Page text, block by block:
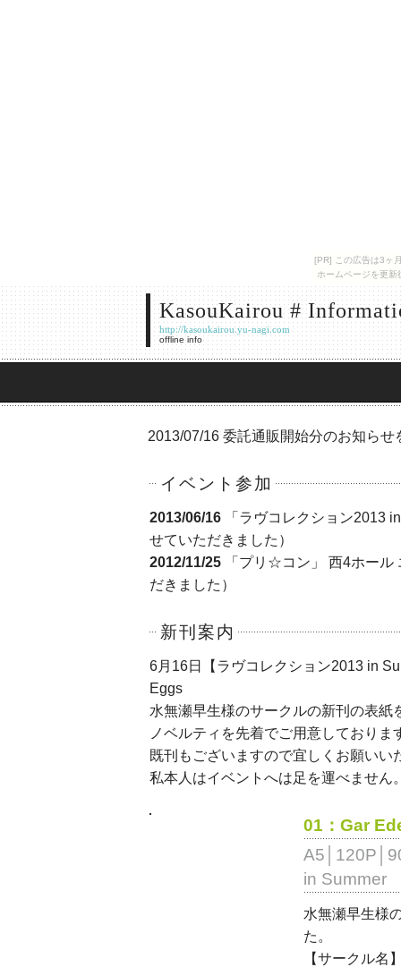
[PR] この広告は3ヶ
ホームページを更
KasouKairou #
http://kasoukairou.yu-nagi.com
offline info
2013/07/16 委託通販開始分のお知ら
イベント参加
2013/06/16 「ラヴコレクション2013
せていただきました）
2012/11/25 「プリ☆コン」 西4ホール
だきました）
新刊案内
6月16日【ラヴコレクション2013 in
Eggs
水無瀬早生様のサークルの新刊の表紙
ノベルティを先着でご用意しており
既刊もございますので宜しくお願いい
私本人はイベントへは足を運べません
01：Gar
in Summer
水無瀬早生様
た。
【サークル